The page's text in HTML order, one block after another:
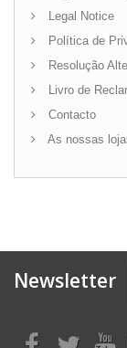
Legal Notice
Política de
Resolução
Livro de
Contacto
As nossas
Newsletter